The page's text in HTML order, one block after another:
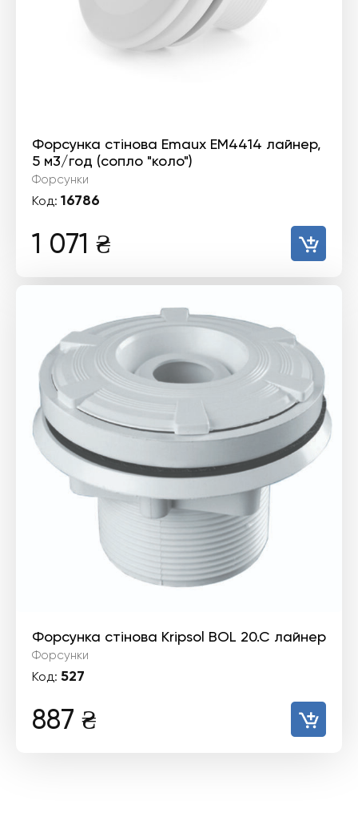
Форсунка стінова Emaux EM4414 лайнер,
5 м3/год (сопло "коло")
Форсунки
Код: 16786
1 071 ₴
Форсунка стінова Kripsol BOL 20.C лайнер
Форсунки
Код: 527
887 ₴